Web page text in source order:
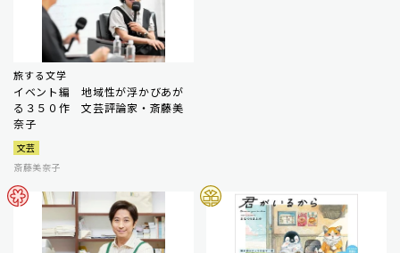
旅する文学
イベント編 地域性が浮かびあが
る３５０作 文芸評論家・斎藤美
奈子
文芸
斎藤美奈子